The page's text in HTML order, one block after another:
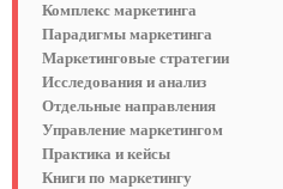
Комплекс маркетинга
Парадигмы маркетинга
Маркетинговые стратегии
Исследования и анализ
Отдельные направления
Управление маркетингом
Практика и кейсы
Книги по маркетингу